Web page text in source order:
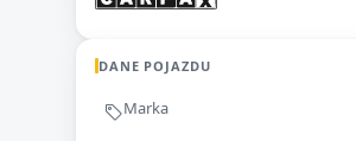
DANE POJAZDU
Marka